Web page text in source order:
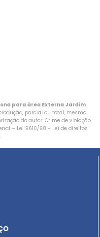
para área Externa Jardim
parcial ou total, mesmo
do autor. Crime de violação
– Lei 9610/98 - Lei de direitos
.